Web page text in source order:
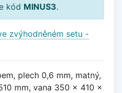
kód MINUS3.
zvýhodněném setu -
plech 0,6 mm, matný,
mm, vana 350 x 410 x